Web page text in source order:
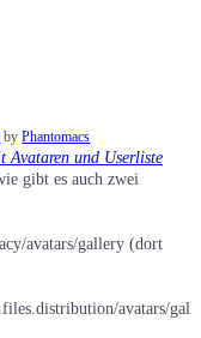
byPhantomacs
Avataren und Userliste
gibt es auch zwei
avatars/gallery (dort
avatars/